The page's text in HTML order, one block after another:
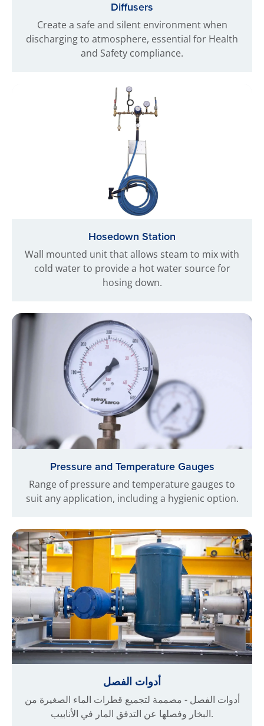
Diffusers
Create a safe and silent environment when
discharging to atmosphere, essential for Health
and Safety compliance.
Hosedown Station
Wall mounted unit that allows steam to mix with
cold water to provide a hot water source for
hosing down.
Pressure and Temperature Gauges
Range of pressure and temperature gauges to
suit any application, including a hygienic option.
أدوات الفصل
أدوات الفصل - مصممة لتجميع قطرات الماء الصغيرة من
البخار وفصلها عن التدفق المار في الأنابيب.